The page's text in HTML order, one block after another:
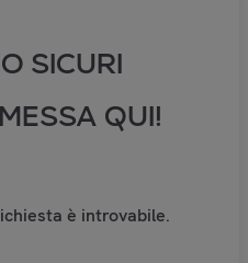
SICURI
QUI!
è introvabile.